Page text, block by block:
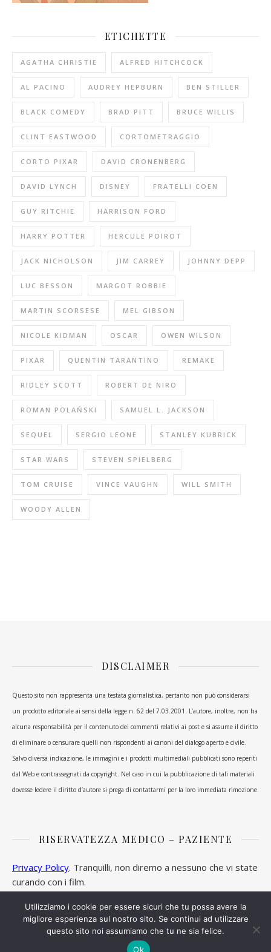
ETICHETTE
AGATHA CHRISTIE ALFRED HITCHCOCK
AL PACINO AUDREY HEPBURN BEN STILLER
BLACK COMEDY BRAD PITT BRUCE WILLIS
CLINT EASTWOOD CORTOMETRAGGIO
CORTO PIXAR DAVID CRONENBERG
DAVID LYNCH DISNEY FRATELLI COEN
GUY RITCHIE HARRISON FORD
HARRY POTTER HERCULE POIROT
JACK NICHOLSON JIM CARREY JOHNNY DEPP
LUC BESSON MARGOT ROBBIE
MARTIN SCORSESE MEL GIBSON
NICOLE KIDMAN OSCAR OWEN WILSON
PIXAR QUENTIN TARANTINO REMAKE
RIDLEY SCOTT ROBERT DE NIRO
ROMAN POLAŃSKI SAMUEL L. JACKSON
SEQUEL SERGIO LEONE STANLEY KUBRICK
STAR WARS STEVEN SPIELBERG
TOM CRUISE VINCE VAUGHN WILL SMITH
WOODY ALLEN
DISCLAIMER
Questo sito non rappresenta una testata giornalistica, pertanto non può considerarsi
un prodotto editoriale ai sensi della legge n. 62 del 7.03.2001. L’autore, inoltre, non ha
alcuna responsabilità per il contenuto dei commenti relativi ai post e si assume il diritto
di eliminare o censurare quelli non rispondenti ai canoni del dialogo aperto e civile.
Salvo diversa indicazione, le immagini e i prodotti multimediali pubblicati sono reperiti
dal Web e contrassegnati da copyright. Nel caso in cui la pubblicazione di tali materiali
dovesse ledere il diritto d’autore si prega di contattarmi per la loro immediata rimozione.
RISERVATEZZA MEDICO – PAZIENTE
Privacy Policy. Tranquilli, non diremo a nessuno che vi state
curando con i film.
Ashe Tema di WP Royal
Utilizziamo i cookie per essere sicuri che tu possa avere la
migliore esperienza sul nostro sito. Se continui ad utilizzare
questo sito noi assumiamo che tu ne sia felice.
Ok